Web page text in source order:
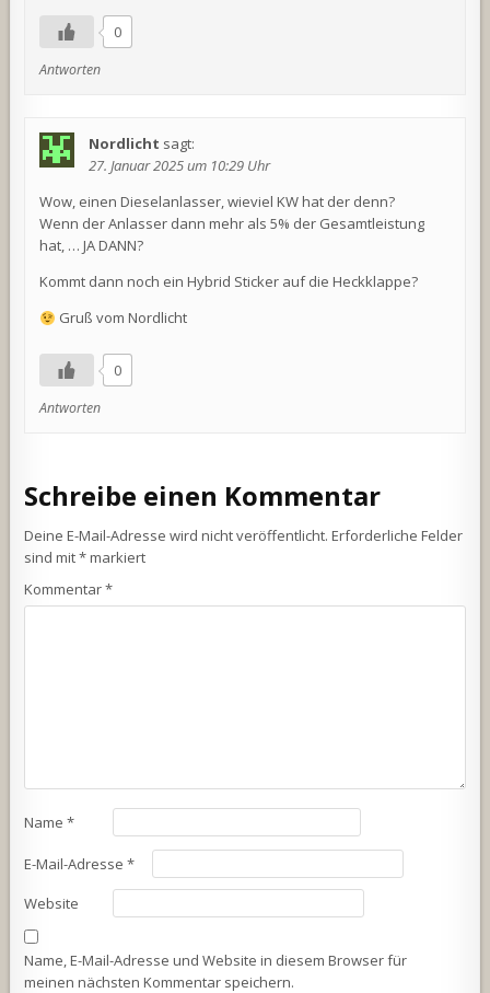
0
Antworten
Nordlicht sagt:
27. Januar 2025 um 10:29 Uhr
Wow, einen Dieselanlasser, wieviel KW hat der denn?
Wenn der Anlasser dann mehr als 5% der Gesamtleistung
hat, … JA DANN?
Kommt dann noch ein Hybrid Sticker auf die Heckklappe?
Gruß vom Nordlicht
0
Antworten
Schreibe einen Kommentar
Deine E-Mail-Adresse wird nicht veröffentlicht. Erforderliche Felder
sind mit*markiert
Kommentar*
Name*
E-Mail-Adresse*
Website
Name, E-Mail-Adresse und Website in diesem Browser für
meinen nächsten Kommentar speichern.